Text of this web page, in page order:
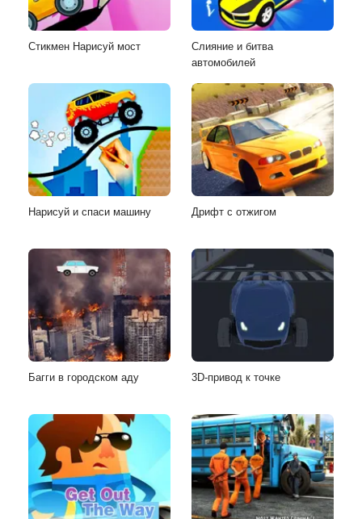
Стикмен Нарисуй мост
Слияние и битва
автомобилей
Нарисуй и спаси машину Дрифт с отжигом
Багги в городском аду 3D-привод к точке